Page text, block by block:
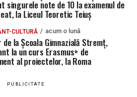
singurele note de 10 la examenul de
la Liceul Teoretic Teiuș
CULTURĂ acum o lună
la Școala Gimnazială Stremț,
la un curs Erasmus+ de
al proiectelor, la Roma
PUBLICITATE